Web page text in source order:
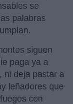
se
palabras
siguen
paga ya a
ni deja pastar a
leñadores que
con